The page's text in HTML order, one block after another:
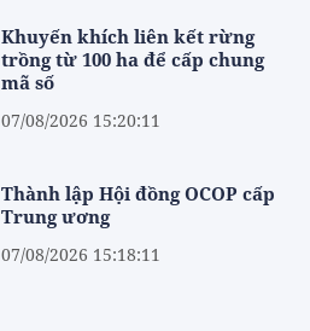
Khuyến khích liên kết rừng
trồng từ 100 ha để cấp chung
mã số
07/08/2026 15:20:11
Thành lập Hội đồng OCOP cấp
Trung ương
07/08/2026 15:18:11